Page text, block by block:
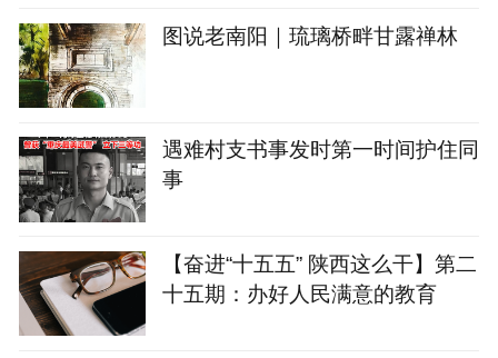
图说老南阳｜琉璃桥畔甘露禅林
遇难村支书事发时第一时间护住同
事
【奋进“十五五” 陕西这么干】第二
十五期：办好人民满意的教育